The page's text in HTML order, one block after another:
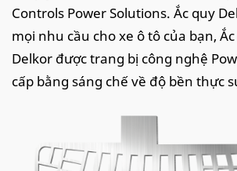
Controls Power Solutions. Ắc quy
mọi nhu cầu cho xe ô tô của bạn,
Delkor được trang bị công nghệ
cấp bằng sáng chế về độ bền thực